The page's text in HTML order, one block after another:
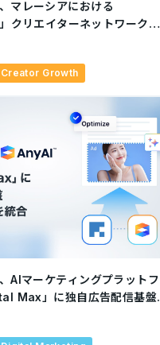
レーシアにおける
」クリエイターネットワークを
Creator Growth
マーケティングプラットフ
Max」に独自広告配信基盤